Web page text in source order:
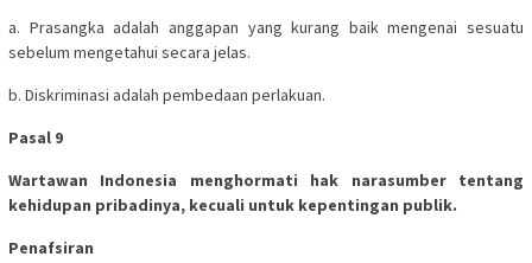
a. Prasangka adalah anggapan yang kurang baik mengenai sesuatu
sebelum mengetahui secara jelas.
b. Diskriminasi adalah pembedaan perlakuan.
Pasal 9
Wartawan Indonesia menghormati hak narasumber tentang
kehidupan pribadinya, kecuali untuk kepentingan publik.
Penafsiran